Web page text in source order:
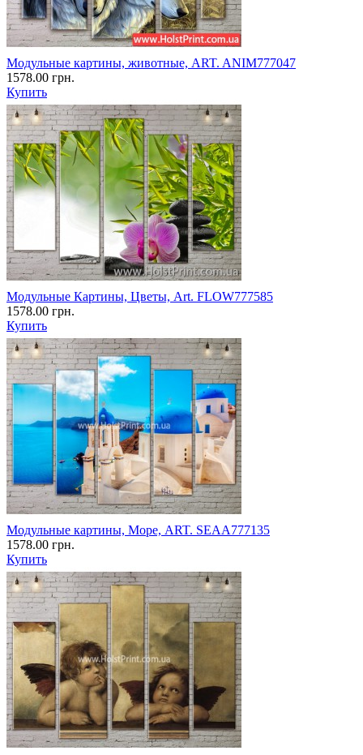
Модульные картины, животные, ART. ANIM777047
1578.00 грн.
Купить
Модульные Картины, Цветы, Art. FLOW777585
1578.00 грн.
Купить
Модульные картины, Море, ART. SEAA777135
1578.00 грн.
Купить